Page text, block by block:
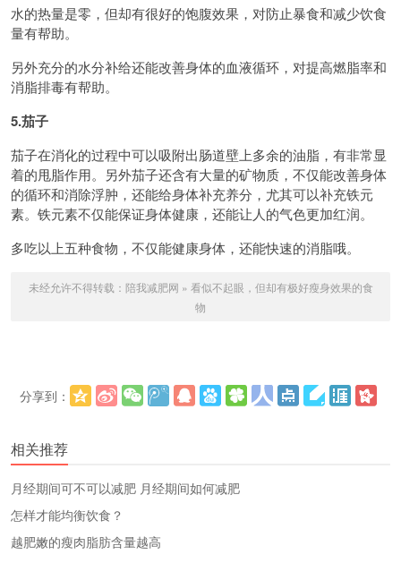
水的热量是零，但却有很好的饱腹效果，对防止暴食和减少饮食
量有帮助。
另外充分的水分补给还能改善身体的血液循环，对提高燃脂率和
消脂排毒有帮助。
5.茄子
茄子在消化的过程中可以吸附出肠道壁上多余的油脂，有非常显
着的甩脂作用。另外茄子还含有大量的矿物质，不仅能改善身体
的循环和消除浮肿，还能给身体补充养分，尤其可以补充铁元
素。铁元素不仅能保证身体健康，还能让人的气色更加红润。
多吃以上五种食物，不仅能健康身体，还能快速的消脂哦。
未经允许不得转载： 陪我减肥网 » 看似不起眼，但却有极好瘦身效果的食
物
分享到：
相关推荐
​月经期间可不可以减肥 月经期间如何减肥
怎样才能均衡饮食？
越肥嫩的瘦肉脂肪含量越高